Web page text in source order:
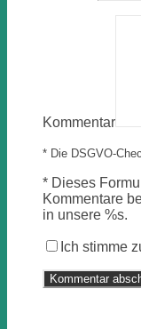
Kommentar
* Die DSGVO-
* Dieses
Kommentare
in unsere %s.
Ich stimme